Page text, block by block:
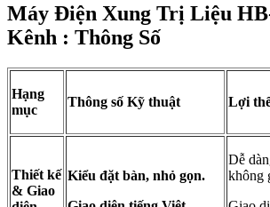
Máy Điện Xung Trị Liệu
Kênh : Thông Số
Hạng
mục
Thông số Kỹ thuật Lợi
Thiết kế
& Giao
Kiểu đặt bàn, nhỏ gọn.
Dễ
không